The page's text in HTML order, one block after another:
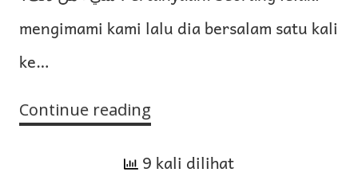
mengimami kami lalu dia bersalam satu kali
ke…
Continue reading
dengan
9 kali dilihat